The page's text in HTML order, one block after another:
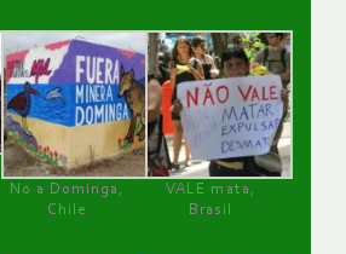
No a Dominga,
Chile
VALE mata,
Brasil